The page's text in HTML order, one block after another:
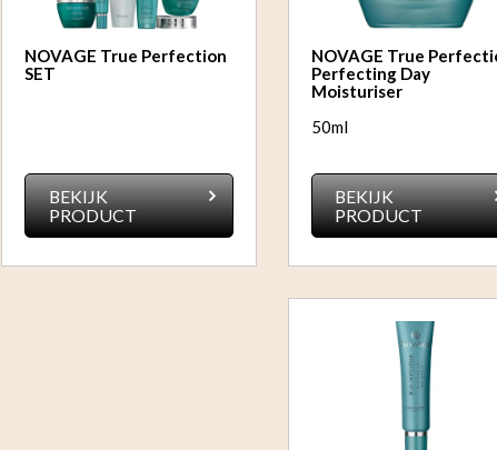
NOVAGE True Perfection
SET
BEKIJK
PRODUCT
NOVAGE True
Perfecting Day
Moisturiser
50ml
BEKIJK
PRODUCT